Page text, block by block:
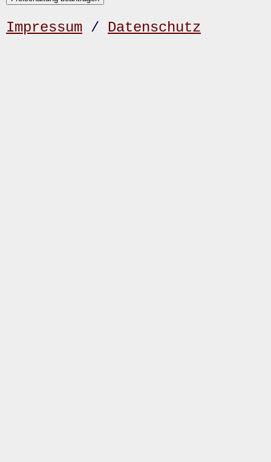
Impressum / Datenschutz